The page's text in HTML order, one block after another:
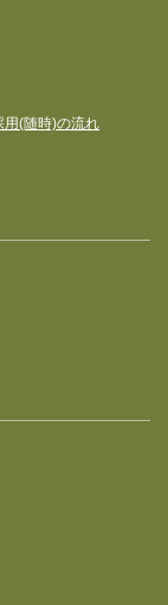
用(随時)の流れ